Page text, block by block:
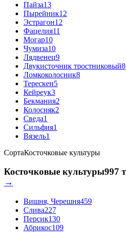
Пайза13
Пырейник12
Эстрагон12
Фацелия11
Могар10
Чумиза10
Лядвенец9
Двукисточник тростниковый8
Ломкоколосник8
Терескен5
Кейреук3
Бекмания2
Колосняк2
Сведа1
Сильфия1
Вязель1
СортаКосточковые культуры
Косточковые культуры997
→
Вишня, Черешня459
Слива227
Персик130
Абрикос109